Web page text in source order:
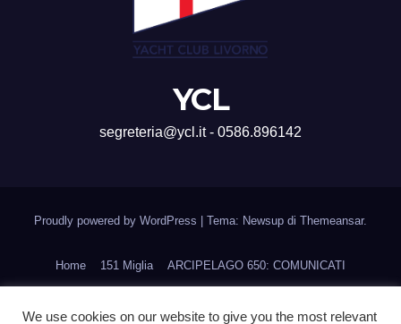
YCL
segreteria@ycl.it - 0586.896142
Proudly powered by WordPress Tema: Newsup di Themeansar.
Home 151 Miglia ARCIPELAGO 650: COMUNICATI
We use cookies on our website to give you the most relevant